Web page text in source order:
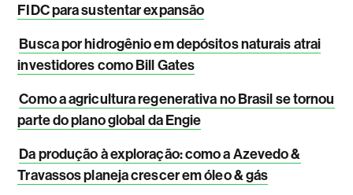
FIDC para sustentar expansão
Busca por hidrogênio em depósitos naturais atrai
investidores como Bill Gates
Como a agricultura regenerativa no Brasil se tornou
parte do plano global da Engie
Da produção à exploração: como a Azevedo &
Travassos planeja crescer em óleo & gás